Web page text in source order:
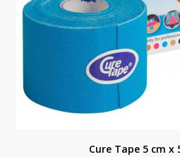
Cure Tape 5 cm x